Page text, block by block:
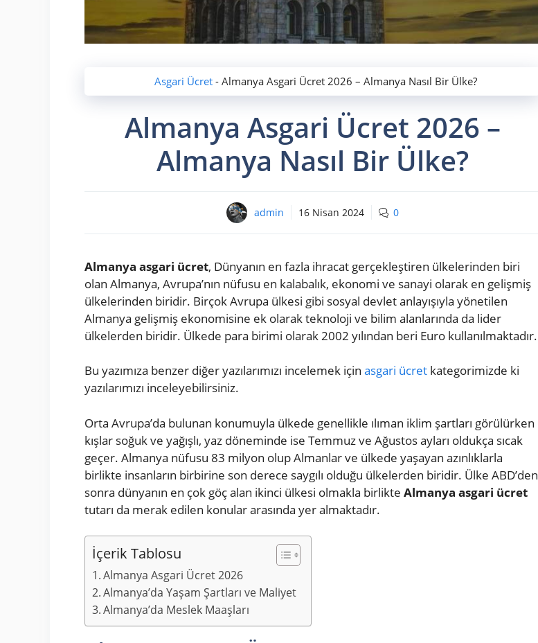
Asgari Ücret - Almanya Asgari Ücret 2026 – Almanya Nasıl Bir Ülke?
Almanya Asgari Ücret 2026 –
Almanya Nasıl Bir Ülke?
admin 16 Nisan 2024 0
Almanya asgari ücret, Dünyanın en fazla ihracat gerçekleştiren ülkelerinden biri
olan Almanya, Avrupa’nın nüfusu en kalabalık, ekonomi ve sanayi olarak en gelişmiş
ülkelerinden biridir. Birçok Avrupa ülkesi gibi sosyal devlet anlayışıyla yönetilen
Almanya gelişmiş ekonomisine ek olarak teknoloji ve bilim alanlarında da lider
ülkelerden biridir. Ülkede para birimi olarak 2002 yılından beri Euro kullanılmaktadır.
Bu yazımıza benzer diğer yazılarımızı incelemek için asgari ücret kategorimizde ki
yazılarımızı inceleyebilirsiniz.
Orta Avrupa’da bulunan konumuyla ülkede genellikle ılıman iklim şartları görülürken
kışlar soğuk ve yağışlı, yaz döneminde ise Temmuz ve Ağustos ayları oldukça sıcak
geçer. Almanya nüfusu 83 milyon olup Almanlar ve ülkede yaşayan azınlıklarla
birlikte insanların birbirine son derece saygılı olduğu ülkelerden biridir. Ülke ABD’den
sonra dünyanın en çok göç alan ikinci ülkesi olmakla birlikte Almanya asgari ücret
tutarı da merak edilen konular arasında yer almaktadır.
İçerik Tablosu
Almanya Asgari Ücret 2026
Almanya’da Yaşam Şartları ve Maliyet
Almanya’da Meslek Maaşları